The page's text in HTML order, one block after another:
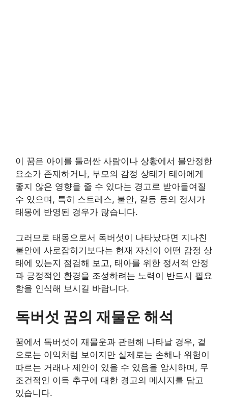
이 꿈은 아이를 둘러싼 사람이나 상황에서 불안정한
요소가 존재하거나, 부모의 감정 상태가 태아에게
좋지 않은 영향을 줄 수 있다는 경고로 받아들여질
수 있으며, 특히 스트레스, 불안, 갈등 등의 정서가
태몽에 반영된 경우가 많습니다.
그러므로 태몽으로서 독버섯이 나타났다면 지나친
불안에 사로잡히기보다는 현재 자신이 어떤 감정 상
태에 있는지 점검해 보고, 태아를 위한 정서적 안정
과 긍정적인 환경을 조성하려는 노력이 반드시 필요
함을 인식해 보시길 바랍니다.
독버섯 꿈의 재물운 해석
꿈에서 독버섯이 재물운과 관련해 나타날 경우, 겉
으로는 이익처럼 보이지만 실제로는 손해나 위험이
따르는 거래나 제안이 있을 수 있음을 암시하며, 무
조건적인 이득 추구에 대한 경고의 메시지를 담고
있습니다.